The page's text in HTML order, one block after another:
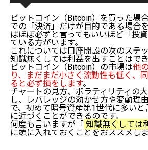
ビットコイン（Bitcoin）を買った場
での「決済」だけが目的である場合
ばほぼ必ずと言ってもいいほど「投
ている方がいます。
これについては口座開設の次のステ
知識無くしては利益を出すことはでき
ビットコイン（Bitcoin）の市場は他
り、まだまだ小さく流動性も低く、
ると必ず損をします。
チャートの見方、ボラティリティの
し、レバレッジの効かせ方や変動理
で、初めて暗号資産第1世代に多いと
に近づくことができるのです。
何度も言いますが「 知識無くしては
に頭に入れておくことをおススメし